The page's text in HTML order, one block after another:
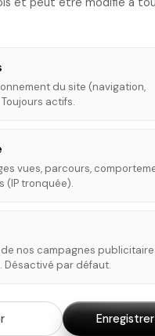
du site (navigation,
actifs.
vues, parcours,
(IP tronquée).
nos campagnes
Désactivé par défaut.